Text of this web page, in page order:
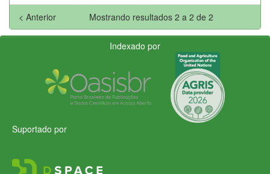
Mostrando resultados 2 a 2 de 2
< Anterior
Indexado por
Suportado por